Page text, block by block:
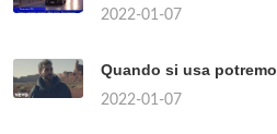
2022-01-07
Quando si usa
2022-01-07